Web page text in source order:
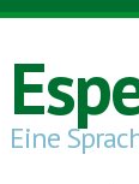
Eine